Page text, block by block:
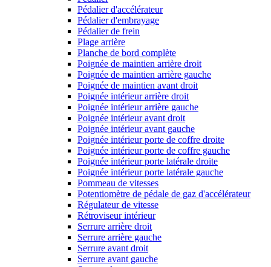
Pédalier d'accélérateur
Pédalier d'embrayage
Pédalier de frein
Plage arrière
Planche de bord complète
Poignée de maintien arrière droit
Poignée de maintien arrière gauche
Poignée de maintien avant droit
Poignée intérieur arrière droit
Poignée intérieur arrière gauche
Poignée intérieur avant droit
Poignée intérieur avant gauche
Poignée intérieur porte de coffre droite
Poignée intérieur porte de coffre gauche
Poignée intérieur porte latérale droite
Poignée intérieur porte latérale gauche
Pommeau de vitesses
Potentiomètre de pédale de gaz d'accélérateur
Régulateur de vitesse
Rétroviseur intérieur
Serrure arrière droit
Serrure arrière gauche
Serrure avant droit
Serrure avant gauche